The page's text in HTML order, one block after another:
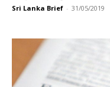
Sri Lanka Brief - 31/05/2019